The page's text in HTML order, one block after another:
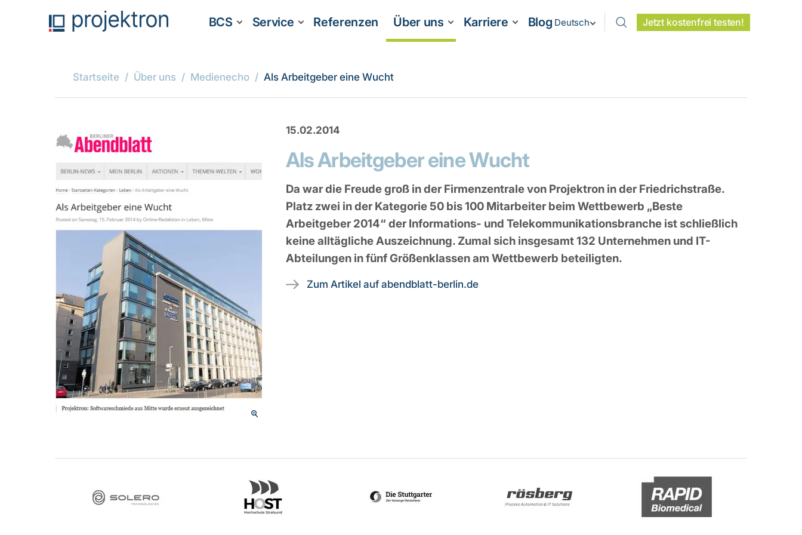
Deutsch Jetzt kostenfrei testen!
BCS Service Referenzen Über uns Karriere Blog
Startseite Über uns Medienecho Als Arbeitgeber eine Wucht
15.02.2014
Als Arbeitgeber eine Wucht
Da war die Freude groß in der Firmenzentrale von Projektron in der Friedrichstraße.
Platz zwei in der Kategorie 50 bis 100 Mitarbeiter beim Wettbewerb „Beste
Arbeitgeber 2014“ der Informations- und Telekommunikationsbranche ist schließlich
keine alltägliche Auszeichnung. Zumal sich insgesamt 132 Unternehmen und IT-
Abteilungen in fünf Größenklassen am Wettbewerb beteiligten.
Zum Artikel auf abendblatt-berlin.de